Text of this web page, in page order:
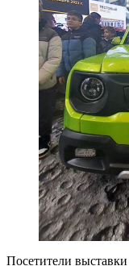
Посетители